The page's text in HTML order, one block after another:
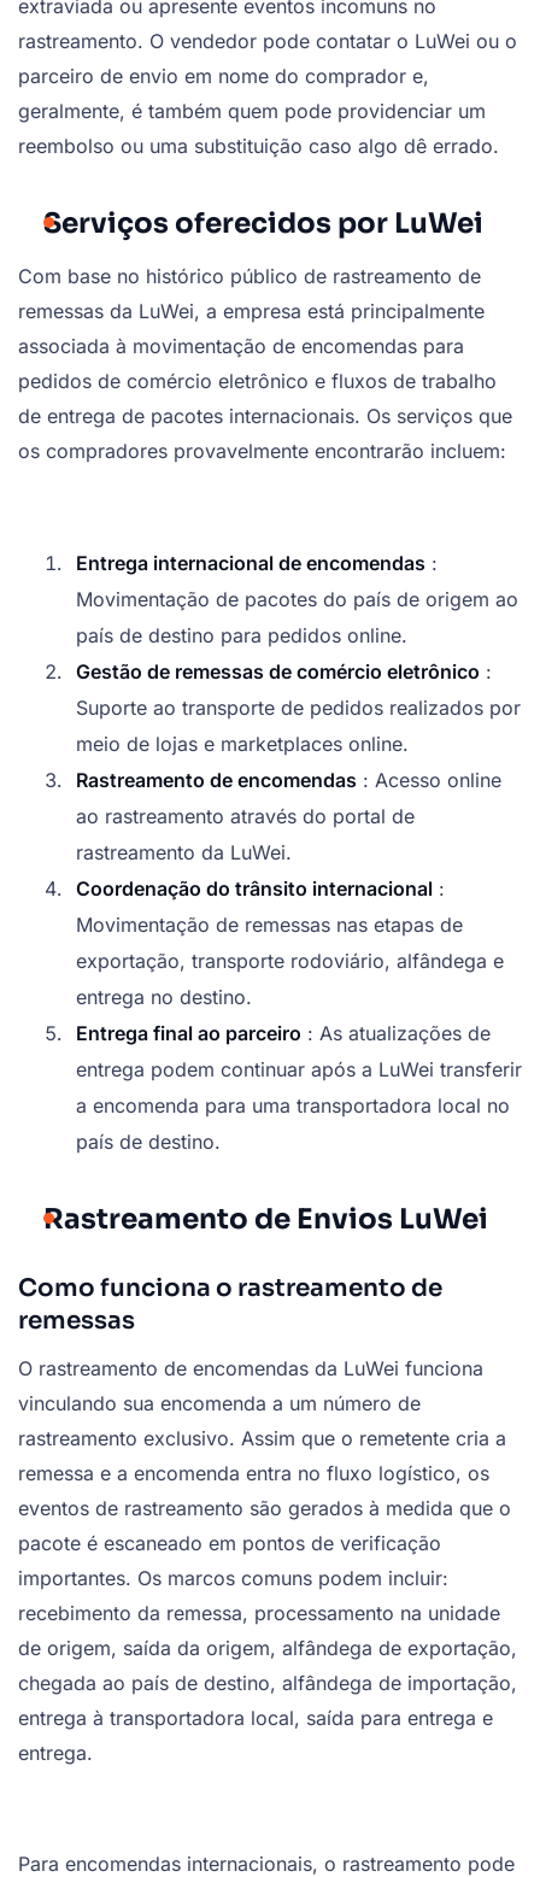
extraviada ou apresente eventos incomuns no
rastreamento. O vendedor pode contatar o LuWei ou o
parceiro de envio em nome do comprador e,
geralmente, é também quem pode providenciar um
reembolso ou uma substituição caso algo dê errado.
Serviços oferecidos por LuWei
Com base no histórico público de rastreamento de
remessas da LuWei, a empresa está principalmente
associada à movimentação de encomendas para
pedidos de comércio eletrônico e fluxos de trabalho
de entrega de pacotes internacionais. Os serviços que
os compradores provavelmente encontrarão incluem:
Entrega internacional de encomendas :
Movimentação de pacotes do país de origem ao
país de destino para pedidos online.
Gestão de remessas de comércio eletrônico :
Suporte ao transporte de pedidos realizados por
meio de lojas e marketplaces online.
Rastreamento de encomendas : Acesso online
ao rastreamento através do portal de
rastreamento da LuWei.
Coordenação do trânsito internacional :
Movimentação de remessas nas etapas de
exportação, transporte rodoviário, alfândega e
entrega no destino.
Entrega final ao parceiro : As atualizações de
entrega podem continuar após a LuWei transferir
a encomenda para uma transportadora local no
país de destino.
Rastreamento de Envios LuWei
Como funciona o rastreamento de
remessas
O rastreamento de encomendas da LuWei funciona
vinculando sua encomenda a um número de
rastreamento exclusivo. Assim que o remetente cria a
remessa e a encomenda entra no fluxo logístico, os
eventos de rastreamento são gerados à medida que o
pacote é escaneado em pontos de verificação
importantes. Os marcos comuns podem incluir:
recebimento da remessa, processamento na unidade
de origem, saída da origem, alfândega de exportação,
chegada ao país de destino, alfândega de importação,
entrega à transportadora local, saída para entrega e
entrega.
Para encomendas internacionais, o rastreamento pode